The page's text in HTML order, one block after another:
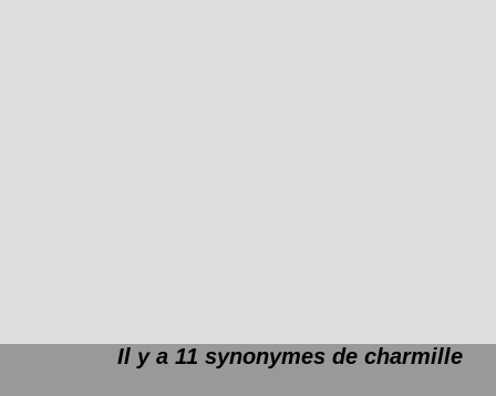
Il y a 11 synonymes de charmille